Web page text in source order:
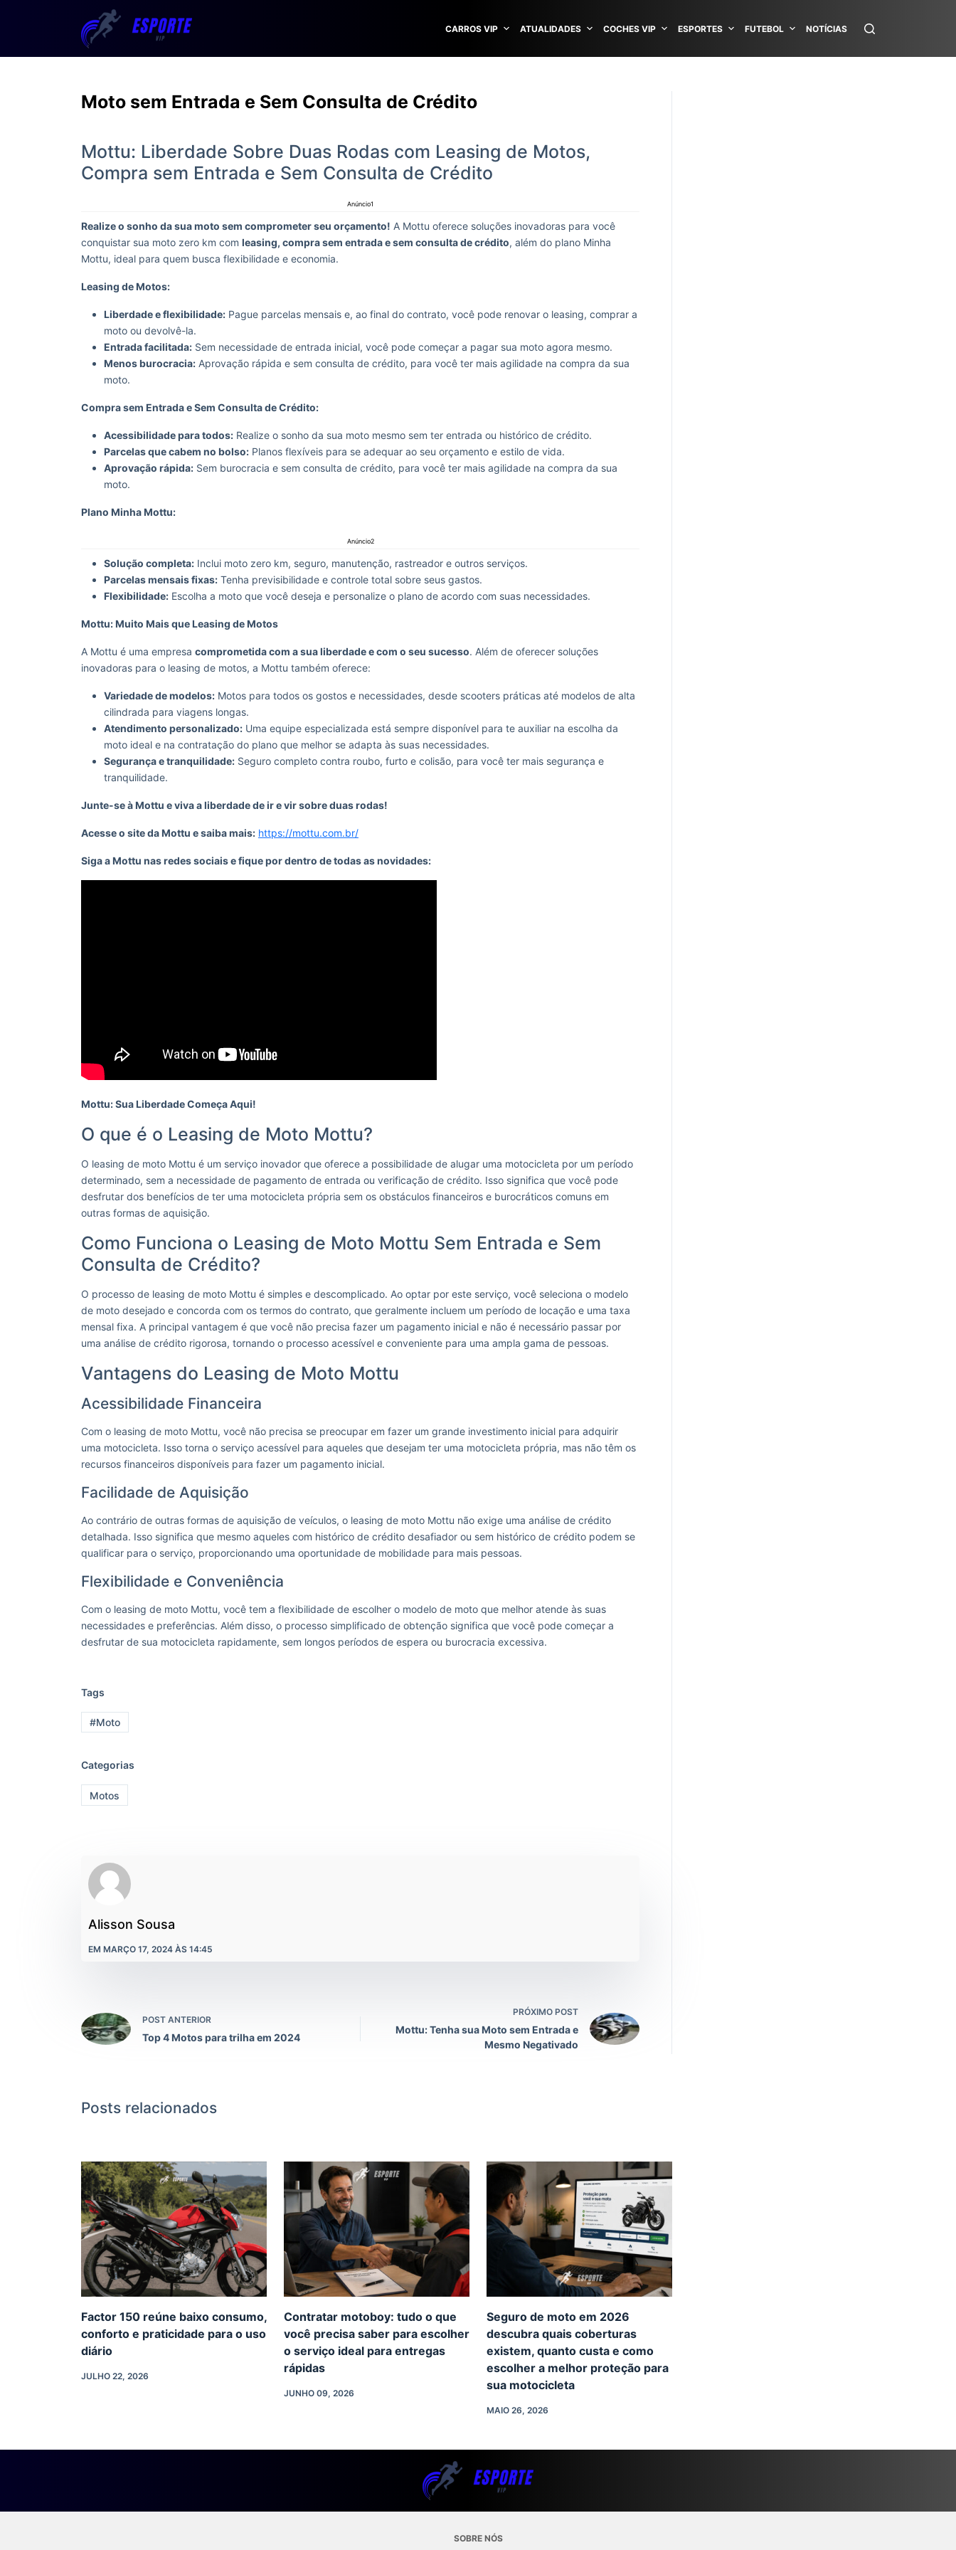
CARROS VIP ATUALIDADES COCHES VIP ESPORTES FUTEBOL NOTÍCIAS
Moto sem Entrada e Sem Consulta de Crédito
Mottu: Liberdade Sobre Duas Rodas com Leasing de Motos,
Compra sem Entrada e Sem Consulta de Crédito
Anúncio1
Realize o sonho da sua moto sem comprometer seu orçamento! A Mottu oferece soluções inovadoras para você
conquistar sua moto zero km com leasing, compra sem entrada e sem consulta de crédito, além do plano Minha
Mottu, ideal para quem busca flexibilidade e economia.
Leasing de Motos:
Liberdade e flexibilidade: Pague parcelas mensais e, ao final do contrato, você pode renovar o leasing, comprar a
moto ou devolvê-la.
Entrada facilitada: Sem necessidade de entrada inicial, você pode começar a pagar sua moto agora mesmo.
Menos burocracia: Aprovação rápida e sem consulta de crédito, para você ter mais agilidade na compra da sua
moto.
Compra sem Entrada e Sem Consulta de Crédito:
Acessibilidade para todos: Realize o sonho da sua moto mesmo sem ter entrada ou histórico de crédito.
Parcelas que cabem no bolso: Planos flexíveis para se adequar ao seu orçamento e estilo de vida.
Aprovação rápida: Sem burocracia e sem consulta de crédito, para você ter mais agilidade na compra da sua
moto.
Plano Minha Mottu:
Anúncio2
Solução completa: Inclui moto zero km, seguro, manutenção, rastreador e outros serviços.
Parcelas mensais fixas: Tenha previsibilidade e controle total sobre seus gastos.
Flexibilidade: Escolha a moto que você deseja e personalize o plano de acordo com suas necessidades.
Mottu: Muito Mais que Leasing de Motos
A Mottu é uma empresa comprometida com a sua liberdade e com o seu sucesso. Além de oferecer soluções
inovadoras para o leasing de motos, a Mottu também oferece:
Variedade de modelos: Motos para todos os gostos e necessidades, desde scooters práticas até modelos de alta
cilindrada para viagens longas.
Atendimento personalizado: Uma equipe especializada está sempre disponível para te auxiliar na escolha da
moto ideal e na contratação do plano que melhor se adapta às suas necessidades.
Segurança e tranquilidade: Seguro completo contra roubo, furto e colisão, para você ter mais segurança e
tranquilidade.
Junte-se à Mottu e viva a liberdade de ir e vir sobre duas rodas!
Acesse o site da Mottu e saiba mais: https://mottu.com.br/
Siga a Mottu nas redes sociais e fique por dentro de todas as novidades:
Mottu: Sua Liberdade Começa Aqui!
O que é o Leasing de Moto Mottu?
O leasing de moto Mottu é um serviço inovador que oferece a possibilidade de alugar uma motocicleta por um período
determinado, sem a necessidade de pagamento de entrada ou verificação de crédito. Isso significa que você pode
desfrutar dos benefícios de ter uma motocicleta própria sem os obstáculos financeiros e burocráticos comuns em
outras formas de aquisição.
Como Funciona o Leasing de Moto Mottu Sem Entrada e Sem
Consulta de Crédito?
O processo de leasing de moto Mottu é simples e descomplicado. Ao optar por este serviço, você seleciona o modelo
de moto desejado e concorda com os termos do contrato, que geralmente incluem um período de locação e uma taxa
mensal fixa. A principal vantagem é que você não precisa fazer um pagamento inicial e não é necessário passar por
uma análise de crédito rigorosa, tornando o processo acessível e conveniente para uma ampla gama de pessoas.
Vantagens do Leasing de Moto Mottu
Acessibilidade Financeira
Com o leasing de moto Mottu, você não precisa se preocupar em fazer um grande investimento inicial para adquirir
uma motocicleta. Isso torna o serviço acessível para aqueles que desejam ter uma motocicleta própria, mas não têm os
recursos financeiros disponíveis para fazer um pagamento inicial.
Facilidade de Aquisição
Ao contrário de outras formas de aquisição de veículos, o leasing de moto Mottu não exige uma análise de crédito
detalhada. Isso significa que mesmo aqueles com histórico de crédito desafiador ou sem histórico de crédito podem se
qualificar para o serviço, proporcionando uma oportunidade de mobilidade para mais pessoas.
Flexibilidade e Conveniência
Com o leasing de moto Mottu, você tem a flexibilidade de escolher o modelo de moto que melhor atende às suas
necessidades e preferências. Além disso, o processo simplificado de obtenção significa que você pode começar a
desfrutar de sua motocicleta rapidamente, sem longos períodos de espera ou burocracia excessiva.
Tags
#Moto
Categorias
Motos
Alisson Sousa
EM MARÇO 17, 2024 ÀS 14:45
POST ANTERIOR
Top 4 Motos para trilha em 2024
PRÓXIMO POST
Mottu: Tenha sua Moto sem Entrada e
Mesmo Negativado
Posts relacionados
Factor 150 reúne baixo consumo,
conforto e praticidade para o uso
diário
JULHO 22, 2026
Contratar motoboy: tudo o que
você precisa saber para escolher
o serviço ideal para entregas
rápidas
JUNHO 09, 2026
Seguro de moto em 2026
descubra quais coberturas
existem, quanto custa e como
escolher a melhor proteção para
sua motocicleta
MAIO 26, 2026
SOBRE NÓS